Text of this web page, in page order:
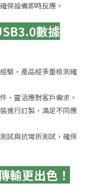
保設備即時反應。
數據
驗，產品經多重檢測確
，靈活應對客戶需求。
進行訂製，滿足不同應
試與抗彎折測試，確保
輸更出色！